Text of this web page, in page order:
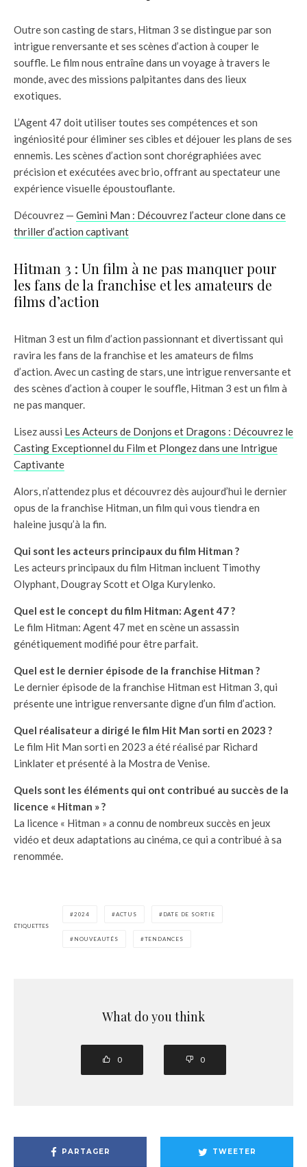
Outre son casting de stars, Hitman 3 se distingue par son
intrigue renversante et ses scènes d’action à couper le
souffle. Le film nous entraîne dans un voyage à travers le
monde, avec des missions palpitantes dans des lieux
exotiques.
L’Agent 47 doit utiliser toutes ses compétences et son
ingéniosité pour éliminer ses cibles et déjouer les plans de ses
ennemis. Les scènes d’action sont chorégraphiées avec
précision et exécutées avec brio, offrant au spectateur une
expérience visuelle époustouflante.
Découvrez — Gemini Man : Découvrez l’acteur clone dans ce
thriller d’action captivant
Hitman 3 : Un film à ne pas manquer pour
les fans de la franchise et les amateurs de
films d’action
Hitman 3 est un film d’action passionnant et divertissant qui
ravira les fans de la franchise et les amateurs de films
d’action. Avec un casting de stars, une intrigue renversante et
des scènes d’action à couper le souffle, Hitman 3 est un film à
ne pas manquer.
Lisez aussi Les Acteurs de Donjons et Dragons : Découvrez le
Casting Exceptionnel du Film et Plongez dans une Intrigue
Captivante
Alors, n’attendez plus et découvrez dès aujourd’hui le dernier
opus de la franchise Hitman, un film qui vous tiendra en
haleine jusqu’à la fin.
Qui sont les acteurs principaux du film Hitman ?
Les acteurs principaux du film Hitman incluent Timothy
Olyphant, Dougray Scott et Olga Kurylenko.
Quel est le concept du film Hitman: Agent 47 ?
Le film Hitman: Agent 47 met en scène un assassin
génétiquement modifié pour être parfait.
Quel est le dernier épisode de la franchise Hitman ?
Le dernier épisode de la franchise Hitman est Hitman 3, qui
présente une intrigue renversante digne d’un film d’action.
Quel réalisateur a dirigé le film Hit Man sorti en 2023 ?
Le film Hit Man sorti en 2023 a été réalisé par Richard
Linklater et présenté à la Mostra de Venise.
Quels sont les éléments qui ont contribué au succès de la
licence « Hitman » ?
La licence « Hitman » a connu de nombreux succès en jeux
vidéo et deux adaptations au cinéma, ce qui a contribué à sa
renommée.
ÉTIQUETTES
2024 ACTUS DATE DE SORTIE
NOUVEAUTÉS TENDANCES
What do you think
0 0
PARTAGER TWEETER